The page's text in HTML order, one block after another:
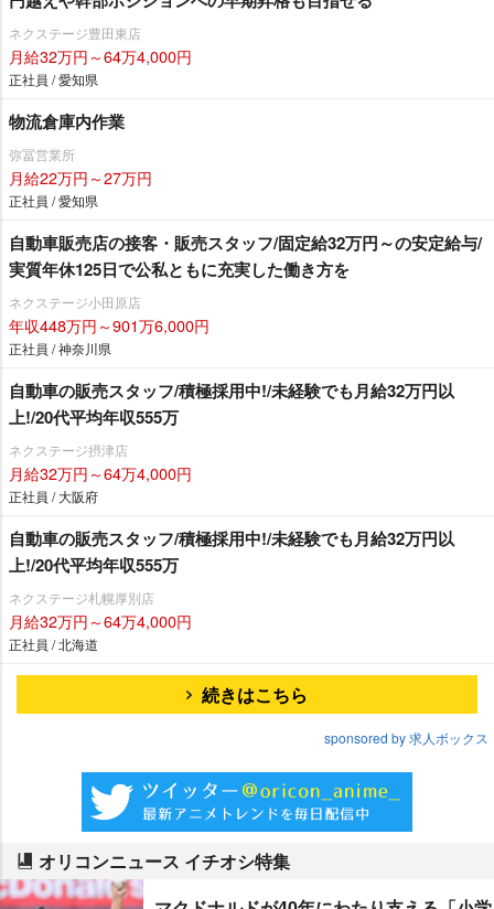
ネクステージ豊田東店
月給32万円～64万4,000円
正社員 / 愛知県
物流倉庫内作業
弥冨営業所
月給22万円～27万円
正社員 / 愛知県
自動車販売店の接客・販売スタッフ/固定給32万円～の安定給与/
実質年休125日で公私ともに充実した働き方を
ネクステージ小田原店
年収448万円～901万6,000円
正社員 / 神奈川県
自動車の販売スタッフ/積極採用中!/未経験でも月給32万円以
上!/20代平均年収555万
ネクステージ摂津店
月給32万円～64万4,000円
正社員 / 大阪府
自動車の販売スタッフ/積極採用中!/未経験でも月給32万円以
上!/20代平均年収555万
ネクステージ札幌厚別店
月給32万円～64万4,000円
正社員 / 北海道
続きはこちら
sponsored by 求人ボックス
オリコンニュース イチオシ特集